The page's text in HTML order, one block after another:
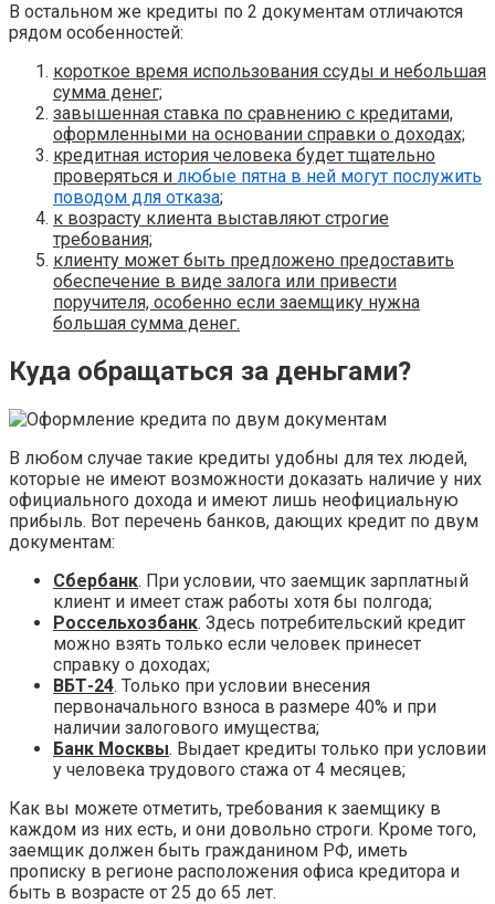
В остальном же кредиты по 2 документам отличаются
рядом особенностей:
короткое время использования ссуды и небольшая
сумма денег;
завышенная ставка по сравнению с кредитами,
оформленными на основании справки о доходах;
кредитная история человека будет тщательно
проверяться и любые пятна в ней могут послужить
поводом для отказа;
к возрасту клиента выставляют строгие
требования;
клиенту может быть предложено предоставить
обеспечение в виде залога или привести
поручителя, особенно если заемщику нужна
большая сумма денег.
Куда обращаться за деньгами?
В любом случае такие кредиты удобны для тех людей,
которые не имеют возможности доказать наличие у них
официального дохода и имеют лишь неофициальную
прибыль. Вот перечень банков, дающих кредит по двум
документам:
Сбербанк. При условии, что заемщик зарплатный
клиент и имеет стаж работы хотя бы полгода;
Россельхозбанк. Здесь потребительский кредит
можно взять только если человек принесет
справку о доходах;
ВБТ-24. Только при условии внесения
первоначального взноса в размере 40% и при
наличии залогового имущества;
Банк Москвы. Выдает кредиты только при условии
у человека трудового стажа от 4 месяцев;
Как вы можете отметить, требования к заемщику в
каждом из них есть, и они довольно строги. Кроме того,
заемщик должен быть гражданином РФ, иметь
прописку в регионе расположения офиса кредитора и
быть в возрасте от 25 до 65 лет.